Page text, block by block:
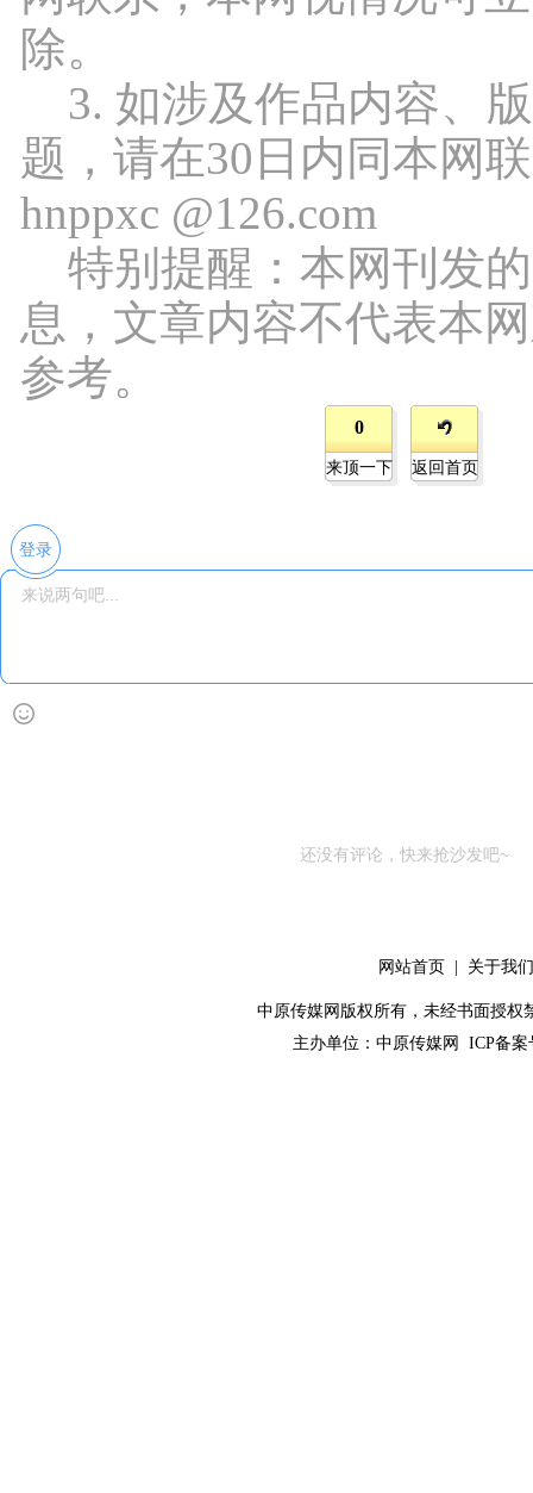
除。
3. 如涉及作品内容、
题，请在30日内同本网
hnppxc @126.com
特别提醒：本网刊发
息，文章内容不代表本
参考。
0
来顶一下 返回首页
登录
还没有评论，快来抢沙发吧~
网站首页 关于我们
中原传媒网版权所有，未经书面授权
主办单位： 中原传媒网 ICP备案